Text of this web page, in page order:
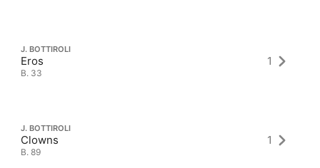
J. BOTTIROLI
Eros
B. 33
1
J. BOTTIROLI
Clowns
B. 89
1